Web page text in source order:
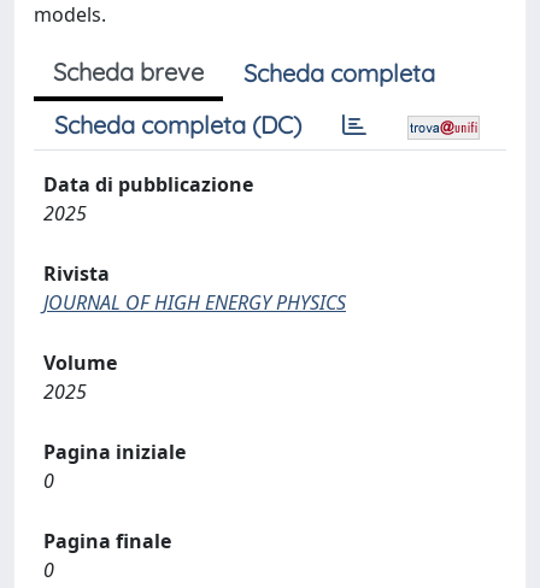
models.
Scheda breve
Scheda completa
Scheda completa (DC)
Data di pubblicazione
2025
Rivista
JOURNAL OF HIGH ENERGY PHYSICS
Volume
2025
Pagina iniziale
0
Pagina finale
0